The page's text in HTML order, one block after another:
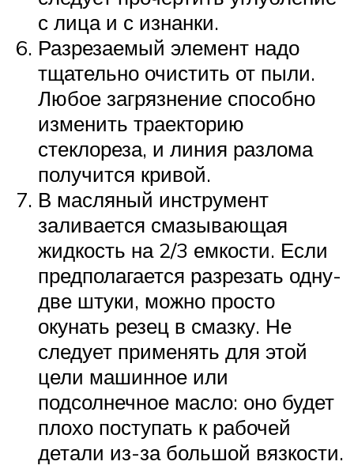
с лица и с изнанки.
Разрезаемый элемент надо
тщательно очистить от пыли.
Любое загрязнение способно
изменить траекторию
стеклореза, и линия разлома
получится кривой.
В масляный инструмент
заливается смазывающая
жидкость на 2/3 емкости. Если
предполагается разрезать одну-
две штуки, можно просто
окунать резец в смазку. Не
следует применять для этой
цели машинное или
подсолнечное масло: оно будет
плохо поступать к рабочей
детали из-за большой вязкости.